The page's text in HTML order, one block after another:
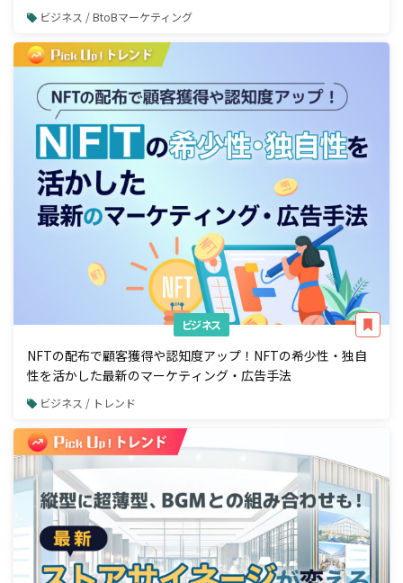
ビジネス / BtoBマーケティング
ビジネス
NFTの配布で顧客獲得や認知度アップ！NFTの希少性・独自
性を活かした最新のマーケティング・広告手法
ビジネス / トレンド